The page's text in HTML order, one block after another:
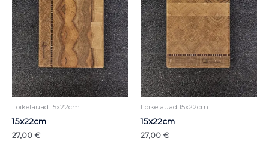
Lõikelauad 15x22cm
15x22cm
27,00 €
Lõikelauad 15x22cm
15x22cm
27,00 €